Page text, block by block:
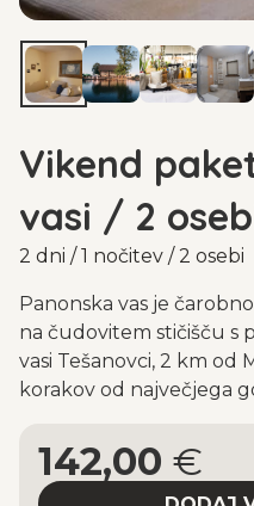
Vikend
vasi / 2
2 dni / 1 nočitev / 2 osebi
Panonska vas je
na čudovitem stičišču s
vasi Tešanovci, 2 km od
korakov od največjega
142,00 €